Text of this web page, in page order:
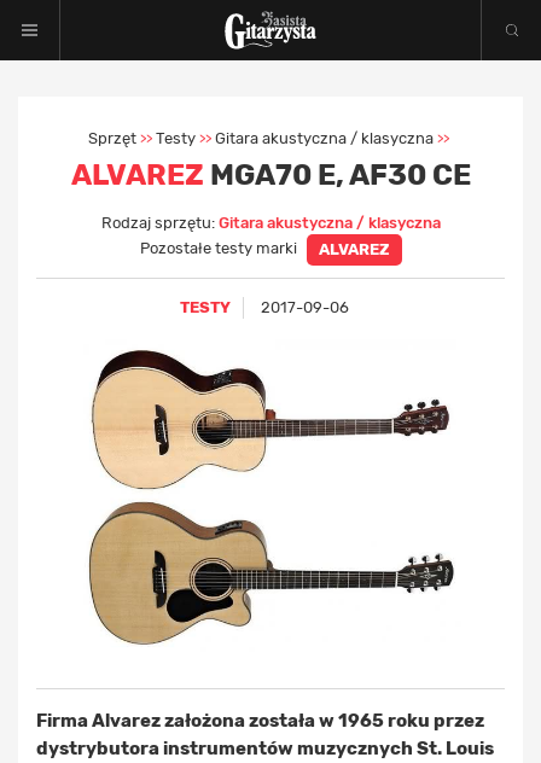
Sprzęt >> Testy >> Gitara akustyczna / klasyczna >>
ALVAREZ MGA70 E, AF30 CE
Rodzaj sprzętu: Gitara akustyczna / klasyczna
Pozostałe testy marki
ALVAREZ
TESTY 2017-09-06
Firma Alvarez założona została w 1965 roku przez
dystrybutora instrumentów muzycznych St. Louis